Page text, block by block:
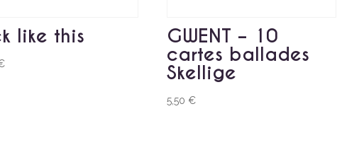
like this GWENT – 10
cartes ballades
Skellige
5,50€